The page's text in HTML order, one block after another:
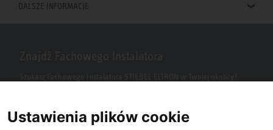
DALSZE INFORMACJE
Ustawienia plików cookie